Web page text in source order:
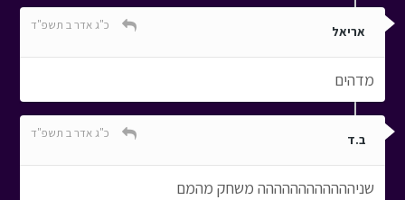
אריאל כ"ג אדר ב תשפ"ד
מדהים
ב.ד כ"ג אדר ב תשפ"ד
שניהההההההההההה משחק מהמם